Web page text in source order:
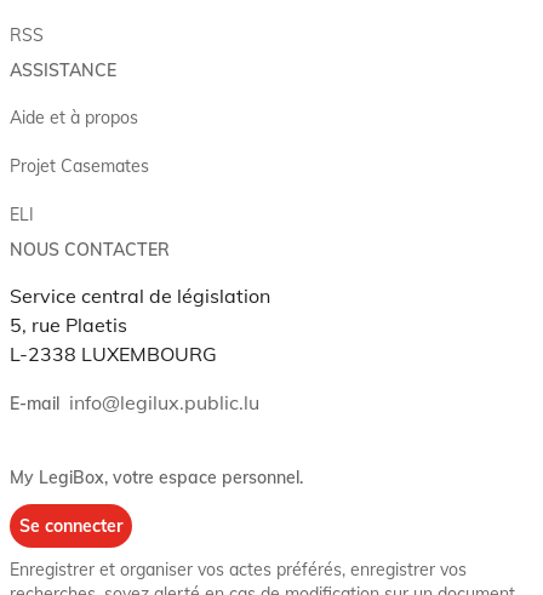
RSS
ASSISTANCE
Aide et à propos
Projet Casemates
ELI
NOUS CONTACTER
Service central de législation
5, rue Plaetis
L-2338 LUXEMBOURG
E-mail info@legilux.public.lu
My LegiBox, votre espace personnel.
Se connecter
Enregistrer et organiser vos actes préférés, enregistrer vos